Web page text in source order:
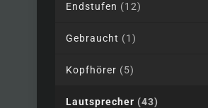
Endstufen (12)
Gebraucht (1)
Kopfhörer (5)
Lautsprecher (43)